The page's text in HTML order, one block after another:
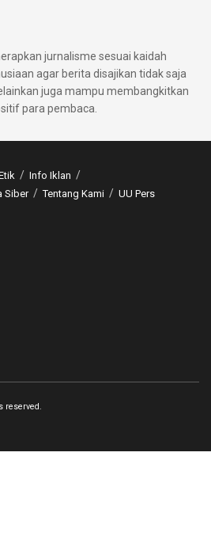
jurnalisme sesuai kaidah
agar berita disajikan tidak saja
juga mampu membangkitkan
para pembaca.
Info Iklan
Siber
Tentang Kami UU Pers
reserved.